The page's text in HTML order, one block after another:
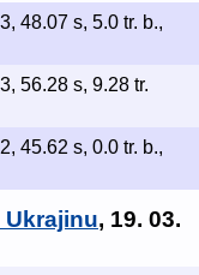
48.07 s, 5.0 tr. b.,
56.28 s, 9.28 tr.
45.62 s, 0.0 tr. b.,
Ukrajinu, 19. 03.